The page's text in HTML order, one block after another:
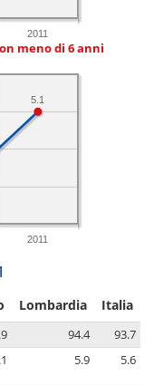
2011
meno di 6 anni
2011
5.1
Lombardia Italia
94.4
93.7
5.9 5.6